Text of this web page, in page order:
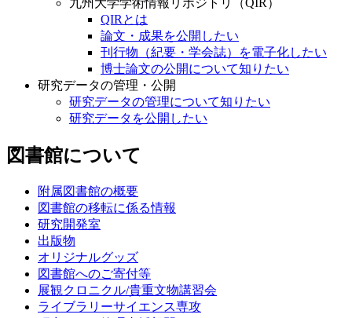
QIRとは
論文・成果を公開したい
刊行物（紀要・学会誌）を電子化したい
博士論文の公開について知りたい
研究データの管理・公開
研究データの管理について知りたい
研究データを公開したい
図書館について
附属図書館の概要
図書館の移転に係る情報
研究開発室
出版物
オリジナルグッズ
図書館へのご寄付等
展観クロニクル/貴重文物講習会
ライブラリーサイエンス専攻